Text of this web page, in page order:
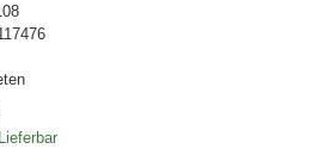
Lieferbar